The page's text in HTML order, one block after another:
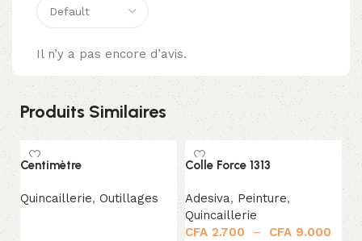
Il n’y a pas encore d’avis.
Produits Similaires
Centimètre
Quincaillerie, Outillages
Colle Force 1313
Adesiva, Peinture,
Quincaillerie
CFA 2.700 – CFA 9.000